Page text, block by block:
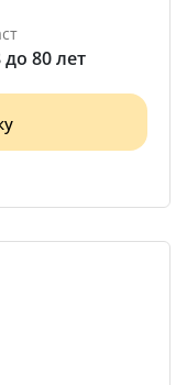
до 80 лет